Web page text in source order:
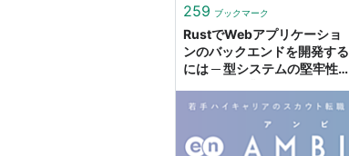
259 ブックマーク
RustでWebアプリケーショ
ンのバックエンドを開発する
には ─ 型システムの堅牢性
も！｜ハイクラス転職・求人
情報サイト アンビ（AMBI）